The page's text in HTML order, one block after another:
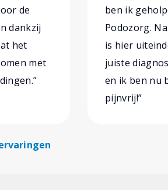
de
dankzij
het
met
ben ik
Podozorg.
is hier
juiste
en ik ben nu
pijnvrij!”